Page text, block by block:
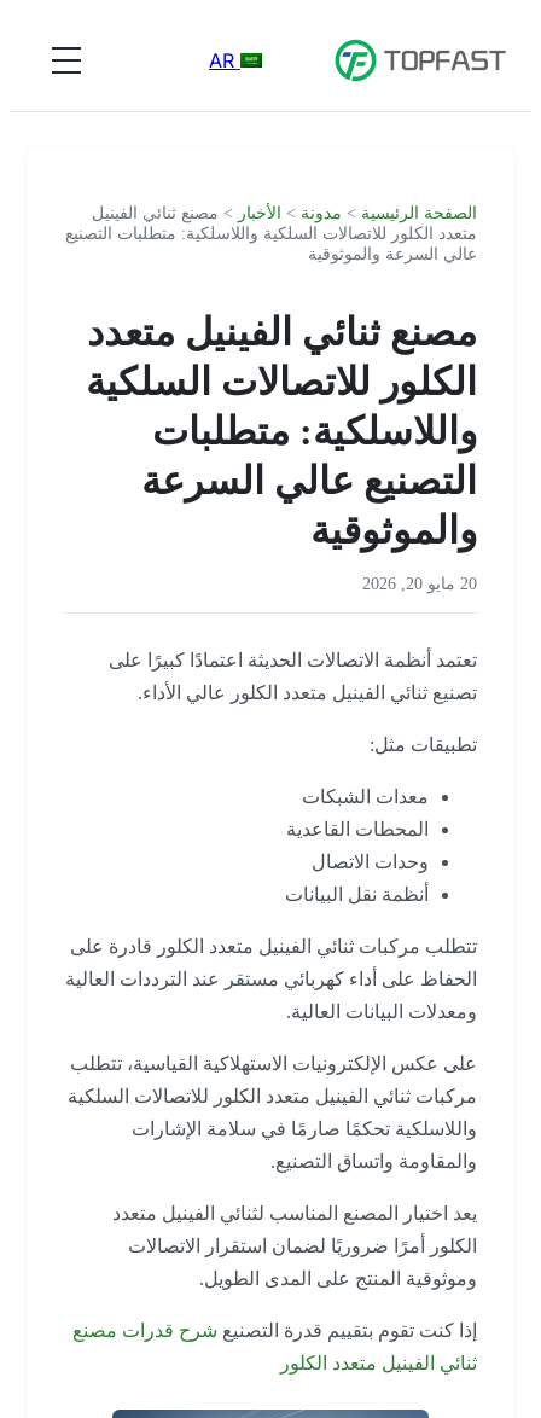
الصفحة الرئيسية>مدونة>الأخبار> مصنع ثنائي الفينيل
متعدد الكلور للاتصالات السلكية واللاسلكية: متطلبات التصنيع
عالي السرعة والموثوقية
مصنع ثنائي الفينيل متعدد
الكلور للاتصالات السلكية
واللاسلكية: متطلبات
التصنيع عالي السرعة
والموثوقية
تعتمد أنظمة الاتصالات الحديثة اعتمادًا كبيرًا على
تصنيع ثنائي الفينيل متعدد الكلور عالي الأداء.
تطبيقات مثل:
معدات الشبكات
المحطات القاعدية
وحدات الاتصال
أنظمة نقل البيانات
تتطلب مركبات ثنائي الفينيل متعدد الكلور قادرة على
الحفاظ على أداء كهربائي مستقر عند الترددات العالية
ومعدلات البيانات العالية.
على عكس الإلكترونيات الاستهلاكية القياسية، تتطلب
مركبات ثنائي الفينيل متعدد الكلور للاتصالات السلكية
واللاسلكية تحكمًا صارمًا في سلامة الإشارات
والمقاومة واتساق التصنيع.
يعد اختيار المصنع المناسب لثنائي الفينيل متعدد
الكلور أمرًا ضروريًا لضمان استقرار الاتصالات
وموثوقية المنتج على المدى الطويل.
إذا كنت تقوم بتقييم قدرة التصنيعشرح قدرات مصنع
ثنائي الفينيل متعدد الكلور